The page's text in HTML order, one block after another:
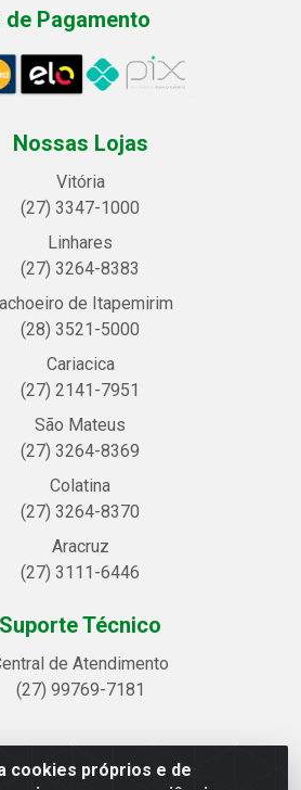
cookies próprios e de
de Pagamento
Nossas Lojas
Vitória
(27) 3347-1000
Linhares
(27) 3264-8383
de Itapemirim
(28) 3521-5000
Cariacica
(27) 2141-7951
São Mateus
(27) 3264-8369
Colatina
(27) 3264-8370
Aracruz
(27) 3111-6446
Suporte Técnico
de Atendimento
(27) 99769-7181
LTDA - Avenida Alegre, 2521 -